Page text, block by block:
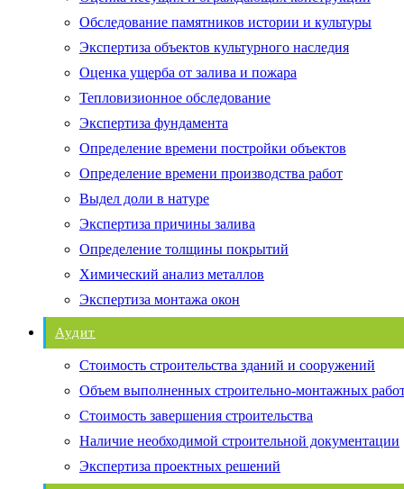
Обследование памятников истории и культуры
Экспертиза объектов культурного наследия
Оценка ущерба от залива и пожара
Тепловизионное обследование
Экспертиза фундамента
Определение времени постройки объектов
Определение времени производства работ
Выдел доли в натуре
Экспертиза причины залива
Определение толщины покрытий
Химический анализ металлов
Экспертиза монтажа окон
Аудит
Стоимость строительства зданий и сооружений
Объем выполненных строительно-монтажных
Стоимость завершения строительства
Наличие необходимой строительной документации
Экспертиза проектных решений